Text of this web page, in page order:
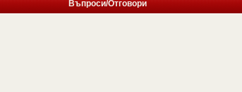
Въпроси/Отговори